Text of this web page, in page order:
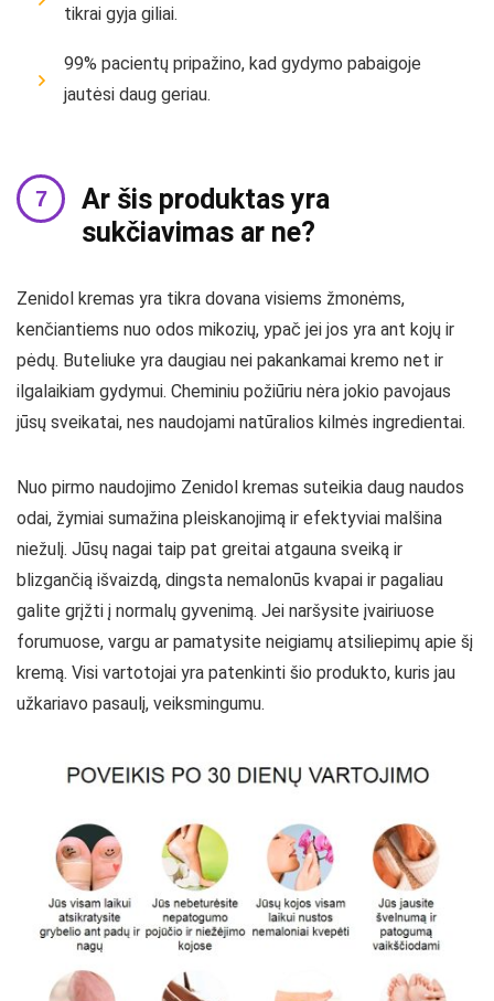
tikrai gyja giliai.
99% pacientų pripažino, kad gydymo pabaigoje
jautėsi daug geriau.
Ar šis produktas yra
sukčiavimas ar ne?
Zenidol kremas yra tikra dovana visiems žmonėms,
kenčiantiems nuo odos mikozių, ypač jei jos yra ant kojų ir
pėdų. Buteliuke yra daugiau nei pakankamai kremo net ir
ilgalaikiam gydymui. Cheminiu požiūriu nėra jokio pavojaus
jūsų sveikatai, nes naudojami natūralios kilmės ingredientai.
Nuo pirmo naudojimo Zenidol kremas suteikia daug naudos
odai, žymiai sumažina pleiskanojimą ir efektyviai malšina
niežulį. Jūsų nagai taip pat greitai atgauna sveiką ir
blizgančią išvaizdą, dingsta nemalonūs kvapai ir pagaliau
galite grįžti į normalų gyvenimą. Jei naršysite įvairiuose
forumuose, vargu ar pamatysite neigiamų atsiliepimų apie šį
kremą. Visi vartotojai yra patenkinti šio produkto, kuris jau
užkariavo pasaulį, veiksmingumu.